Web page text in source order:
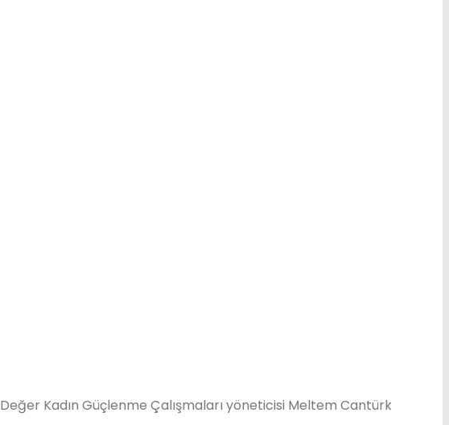
Kadın Güçlenme Çalışmaları yöneticisi Meltem Cantürk